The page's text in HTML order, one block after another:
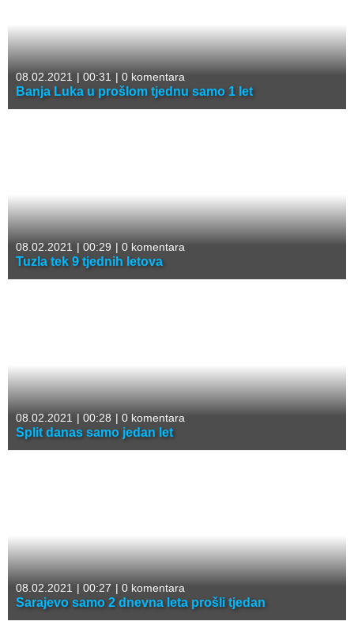
08.02.2021 | 00:31 | 0 komentara
Banja Luka u prošlom tjednu samo 1 let
08.02.2021 | 00:29 | 0 komentara
Tuzla tek 9 tjednih letova
08.02.2021 | 00:28 | 0 komentara
Split danas samo jedan let
08.02.2021 | 00:27 | 0 komentara
Sarajevo samo 2 dnevna leta prošli tjedan